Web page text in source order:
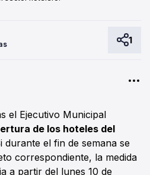
1
el Ejecutivo Municipal
de los hoteles del
durante el fin de semana se
correspondiente, la medida
a partir del lunes 10 de